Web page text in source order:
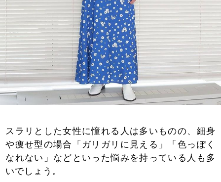
スラリとした女性に憧れる人は多いものの、細身
や痩せ型の場合「ガリガリに見える」「色っぽく
なれない」などといった悩みを持っている人も多
いでしょう。